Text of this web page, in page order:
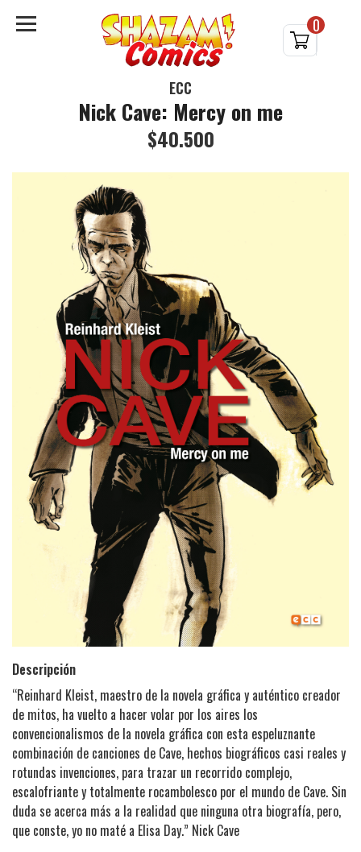
0
ECC
Nick Cave: Mercy on me
$40.500
Descripción
“Reinhard Kleist, maestro de la novela gráfica y auténtico creador
de mitos, ha vuelto a hacer volar por los aires los
convencionalismos de la novela gráfica con esta espeluznante
combinación de canciones de Cave, hechos biográficos casi reales y
rotundas invenciones, para trazar un recorrido complejo,
escalofriante y totalmente rocambolesco por el mundo de Cave. Sin
duda se acerca más a la realidad que ninguna otra biografía, pero,
que conste, yo no maté a Elisa Day.” Nick Cave